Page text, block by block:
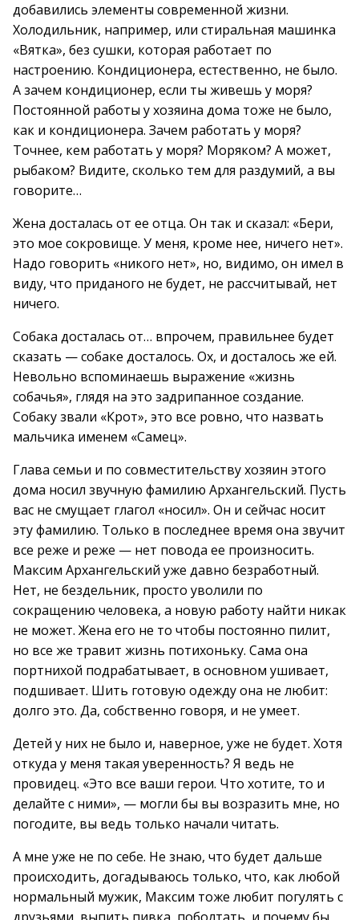
добавились элементы современной жизни.
Холодильник, например, или стиральная машинка
«Вятка», без сушки, которая работает по
настроению. Кондиционера, естественно, не было.
А зачем кондиционер, если ты живешь у моря?
Постоянной работы у хозяина дома тоже не было,
как и кондиционера. Зачем работать у моря?
Точнее, кем работать у моря? Моряком? А может,
рыбаком? Видите, сколько тем для раздумий, а вы
говорите…
Жена досталась от ее отца. Он так и сказал: «Бери,
это мое сокровище. У меня, кроме нее, ничего нет».
Надо говорить «никого нет», но, видимо, он имел в
виду, что приданого не будет, не рассчитывай, нет
ничего.
Собака досталась от… впрочем, правильнее будет
сказать — собаке досталось. Ох, и досталось же ей.
Невольно вспоминаешь выражение «жизнь
собачья», глядя на это задрипанное создание.
Собаку звали «Крот», это все ровно, что назвать
мальчика именем «Самец».
Глава семьи и по совместительству хозяин этого
дома носил звучную фамилию Архангельский. Пусть
вас не смущает глагол «носил». Он и сейчас носит
эту фамилию. Только в последнее время она звучит
все реже и реже — нет повода ее произносить.
Максим Архангельский уже давно безработный.
Нет, не бездельник, просто уволили по
сокращению человека, а новую работу найти никак
не может. Жена его не то чтобы постоянно пилит,
но все же травит жизнь потихоньку. Сама она
портнихой подрабатывает, в основном ушивает,
подшивает. Шить готовую одежду она не любит:
долго это. Да, собственно говоря, и не умеет.
Детей у них не было и, наверное, уже не будет. Хотя
откуда у меня такая уверенность? Я ведь не
провидец. «Это все ваши герои. Что хотите, то и
делайте с ними», — могли бы вы возразить мне, но
погодите, вы ведь только начали читать.
А мне уже не по себе. Не знаю, что будет дальше
происходить, догадываюсь только, что, как любой
нормальный мужик, Максим тоже любит погулять с